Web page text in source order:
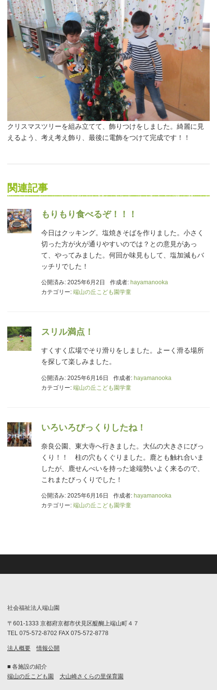
クリスマスツリーを組み立てて、飾りつけをしました。綺麗に見
えるよう、考え考え飾り、最後に電飾をつけて完成です！！
関連記事
もりもり食べるぞ！！！
今日はクッキング。塩焼きそばを作りました。小さく
切った方が火が通りやすいのでは？との意見があっ
て、やってみました。何回か味見もして、塩加減もバ
ッチリでした！
公開済み: 2025年6月2日 作成者: hayamanooka
カテゴリー: 端山の丘こども園学童
スリル満点！
すくすく広場でそり滑りをしました。よーく滑る場所
を探して楽しみました。
公開済み: 2025年6月16日 作成者: hayamanooka
カテゴリー: 端山の丘こども園学童
いろいろびっくりしたね！
奈良公園、東大寺へ行きました。大仏の大きさにびっ
くり！！ 柱の穴もくぐりました。鹿とも触れ合いま
したが、鹿せんべいを持った途端勢いよく来るので、
これまたびっくりでした！
公開済み: 2025年6月16日 作成者: hayamanooka
カテゴリー: 端山の丘こども園学童
社会福祉法人端山園
〒601-1333 京都府京都市伏見区醍醐上端山町４７
TEL 075-572-8702 FAX 075-572-8778
法人概要 情報公開
■ 各施設の紹介
端山の丘こども園
大山崎さくらの里保育園